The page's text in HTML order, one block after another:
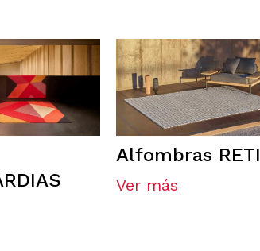
Alfombras RETI
Ver más